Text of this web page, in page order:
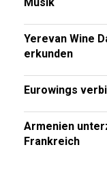
Yerevan Wine
erkunden
Eurowings
Armenien
Frankreich